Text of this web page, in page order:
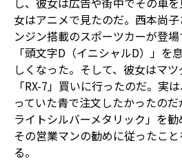
女はアニメで見たのだ。西本尚
ンジン搭載のスポーツカーが登
「頭文字D（イニシャルD）」を
しくなった。そして、彼女はマ
「RX-7」買いに行ったのだ。実
っていた青で注文したかったの
ライトシルバーメタリック」を勧
その営業マンの勧めに従ったこ
る。